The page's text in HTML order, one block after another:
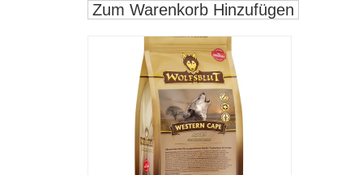
Zum Warenkorb Hinzufügen